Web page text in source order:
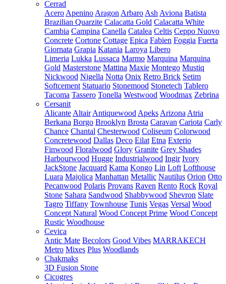
Cerrad
Acero Apenino Aragon Arbaro Ash Aviona Batista
Brazilian Quarzite Calacatta Gold Calacatta White
Cambia Campina Canella Catalea Celtis Ceppo Nuovo
Concrete Cortone Cottage Epica Fabien Foggia Fuerta
Giornata Grapia Katania Laroya Libero
Limeria Lukka Lussaca Marmo Marquina Marquina
Gold Masterstone Mattina Maxie Montego Mustiq
Nickwood Nigella Notta Onix Retro Brick Setim
Softcement Statuario Stonemood Stonetech Tablero
Tacoma Tassero Tonella Westwood Woodmax Zebrina
Cersanit
Alicante Altair Antiquewood Apeks Arizona Atria
Berkana Borgo Brooklyn Brosta Caravan Cariota Carly
Chance Chantal Chesterwood Coliseum Colorwood
Concretewood Dallas Deco Eilat Etna Exterio
Finwood Floralwood Glory Granite Grey Shades
Harbourwood Hugge Industrialwood Ingir Ivory
JackStone Jacquard Kama Kongo Lin Loft Lofthouse
Luara Majolica Manhattan Metallic Nautilus Orion Otto
Pecanwood Polaris Provans Raven Rento Rock Royal
Stone Sahara Sandwood Shabbywood Shevron Slate
Tagro Tiffany Townhouse Tunis Vegas Versal Wood
Concept Natural Wood Concept Prime Wood Concept
Rustic Woodhouse
Cevica
Antic Mate Becolors Good Vibes MARRAKECH
Metro Mixes Plus Woodlands
Chakmaks
3D Fusion Stone
Cicogres